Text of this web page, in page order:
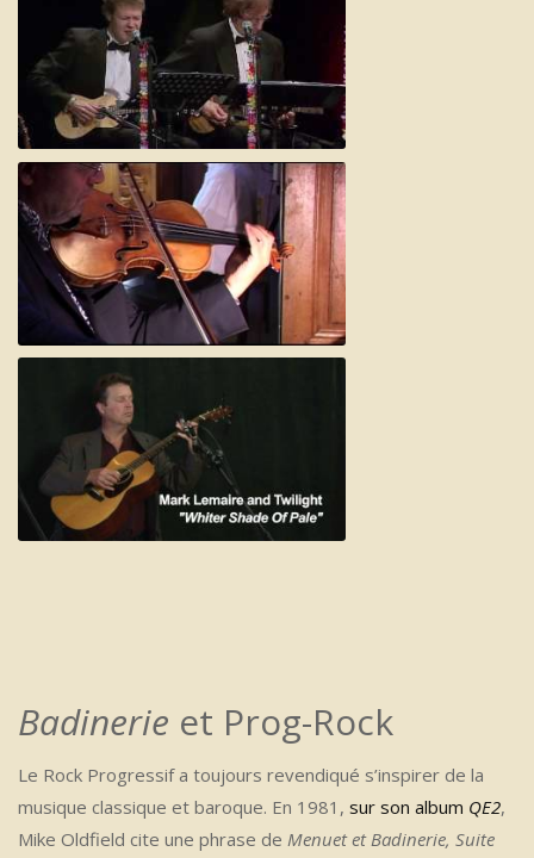
Air On A G-String/ Whiter Shade Of Pale
Badinerie et Prog-Rock
Le Rock Progressif a toujours revendiqué s’inspirer de la
musique classique et baroque. En 1981, sur son album QE2,
Mike Oldfield cite une phrase de Menuet et Badinerie, Suite